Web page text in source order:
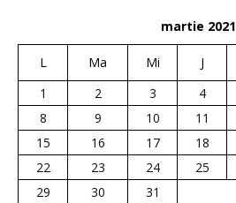
martie 2021
L Ma Mi J
1
2 3 4
8
9 10 11
15
16 17 18
22
23 24 25
29
30
31